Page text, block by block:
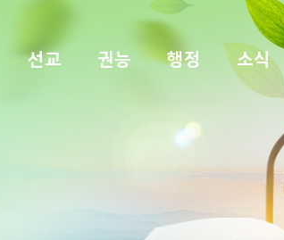
선교 권능 행정 소식